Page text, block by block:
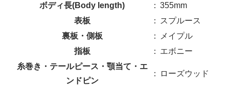
ボディ長(Body length)
： 355mm
表板
： スプルース
裏板・側板
：
メイプル
指板
： エボニー
糸巻き・テールピース・顎当て・エ
ンドピン
： ローズウッド